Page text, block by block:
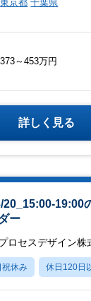
東京都 千葉県
373～453万円
詳しく見る
20_15:00-19:00
ー
ロセスデザイン株
祝休み 休日120日